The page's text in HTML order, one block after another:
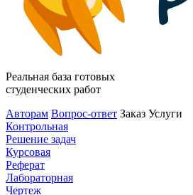
Реальная база готовых
студенческих работ
Авторам Вопрос-ответ Заказ Услуги
Контрольная
Решение задач
Курсовая
Реферат
Лабораторная
Чертеж